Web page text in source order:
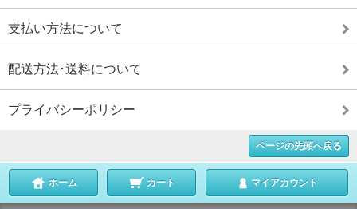
支払い方法について
配送方法･送料について
プライバシーポリシー
ページの先頭へ戻る
ホーム カート マイアカウント